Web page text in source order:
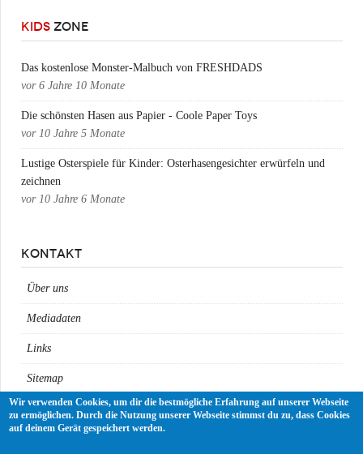
KIDS ZONE
Das kostenlose Monster-Malbuch von FRESHDADS
vor 6 Jahre 10 Monate
Die schönsten Hasen aus Papier - Coole Paper Toys
vor 10 Jahre 5 Monate
Lustige Osterspiele für Kinder: Osterhasengesichter erwürfeln und
zeichnen
vor 10 Jahre 6 Monate
KONTAKT
Über uns
Mediadaten
Links
Sitemap
Impressum
Wir verwenden Cookies, um dir die bestmögliche Erfahrung auf unserer Webseite
zu ermöglichen. Durch die Nutzung unserer Webseite stimmst du zu, dass Cookies
auf deinem Gerät gespeichert werden.